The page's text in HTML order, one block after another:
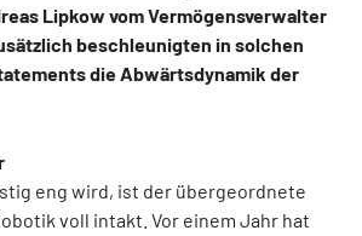
Lipkow vom Vermögensverwalter
beschleunigten in solchen
die Abwärtsdynamik der
eng wird, ist der übergeordnete
voll intakt. Vor einem Jahr hat